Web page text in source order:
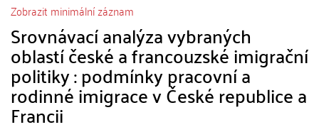
Zobrazit minimální záznam
Srovnávací analýza vybraných
oblastí české a francouzské imigrační
politiky : podmínky pracovní a
rodinné imigrace v České republice a
Francii